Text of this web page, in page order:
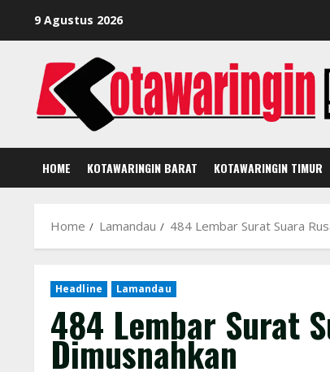
9 Agustus 2026
HOME KOTAWARINGIN BARAT KOTAWARINGIN TIMUR
Home Lamandau 484 Lembar Surat Suara
Headline Lamandau
484 Lembar Surat
Dimusnahkan